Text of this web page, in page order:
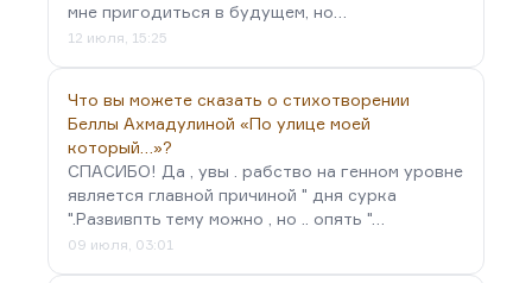
мне пригодиться в будущем, но…
12 июля, 15:25
Что вы можете сказать о стихотворении
Беллы Ахмадулиной «По улице моей
который…»?
СПАСИБО! Да , увы . рабство на генном уровне
является главной причиной " дня сурка
".Развивпть тему можно , но .. опять "…
09 июля, 03:01